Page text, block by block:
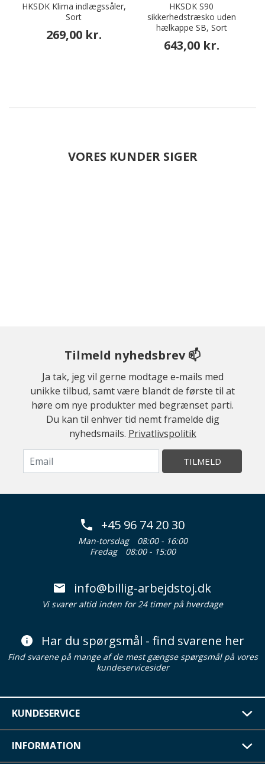
HKSDK Klima indlægssåler,
Sort
269,00 kr.
HKSDK S90
sikkerhedstræsko uden
hælkappe SB, Sort
643,00 kr.
VORES KUNDER SIGER
Tilmeld nyhedsbrev 📫
Ja tak, jeg vil gerne modtage e-mails med
unikke tilbud, samt være blandt de første til at
høre om nye produkter med begrænset parti.
Du kan til enhver tid nemt framelde dig
nyhedsmails. Privatlivspolitik
TILMELD
+45 96 74 20 30
Man-torsdag
08:00 - 16:00
Fredag
08:00 - 15:00
info@billig-arbejdstoj.dk
Vi svarer altid inden for 24 timer på hverdage
Har du spørgsmål - find svarene her
Find svarene på mange af de mest gængse spørgsmål på vores
kundeservicesider
KUNDESERVICE
INFORMATION